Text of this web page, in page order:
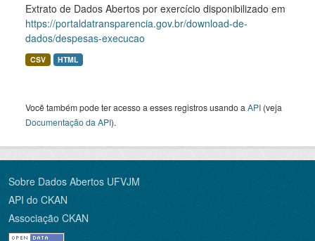
Extrato de Dados Abertos por exercício disponibilizado em
https://portaldatransparencia.gov.br/download-de-
dados/despesas-execucao
CSV HTML
Você também pode ter acesso a esses registros usando a API (veja
Documentação da API).
Sobre Dados Abertos UFVJM
API do CKAN
Associação CKAN